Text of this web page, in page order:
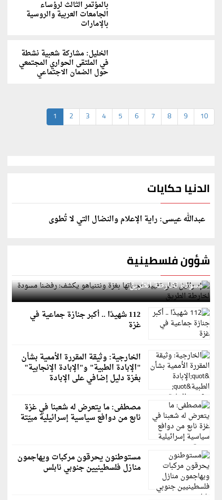
بالمؤتمر الثالث لرؤساء
الجامعات العربية والروسية
بالإمارات
الخليل: مشاركة شعبية نشطة
في الملتقى الحواري المجتمعي
حول الضمان الاجتماعي
1 2 3 4 5 6 7 8 9 10
الدنيا حكايات
عبدالله عيسى: راية الإعلام والنضال التي لا تُطوى
شؤون فلسطينية
إسرائيل تعلن تقييد هجماتها بغزة ونتنياهو يكشف: رفضنا
مسودة لخارطة الطريق
112 شهيدًا .. أكبر جنازة جماعية في
غزة
الخارجية: وثيقة المقررة الأممية بشأن
"الإبادة الطبية" و"الإبادة الإنجابية"
بغزة دليل إضافي على الإبادة
مصطفى: ما يتعرض له شعبنا في غزة
نابع من دوافع سياسية إسرائيلية مبيّتة
مستوطنون يحرقون مركبات ويهاجمون
منازل فلسطينيين جنوبي نابلس